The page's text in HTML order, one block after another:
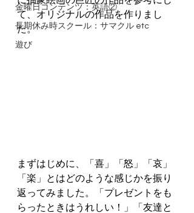
金曜日コンテンツ：英語②
長期休み時スクール：サマクル etc
遊び
て、オリジナルの作品を作りまし
た。
まずはじめに、「喜」「怒」「哀」
「楽」とはどのような感じかを振り
返ってみました。「プレゼントをも
らったときはうれしい！」「友達と